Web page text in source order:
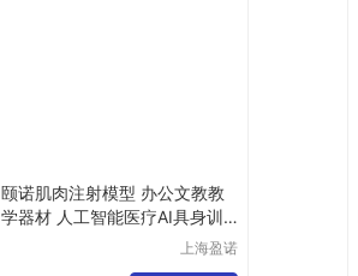
颐诺肌肉注射模型 办公文教教
学器材 人工智能医疗AI具身训
上海盈诺